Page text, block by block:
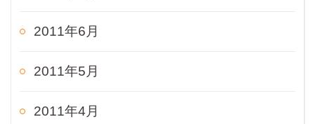
2011年6月
2011年5月
2011年4月